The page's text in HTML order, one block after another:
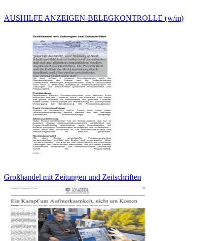
AUSHILFE ANZEIGEN-BELEGKONTROLLE (w/m)
Großhandel mit Zeitungen und Zeitschriften